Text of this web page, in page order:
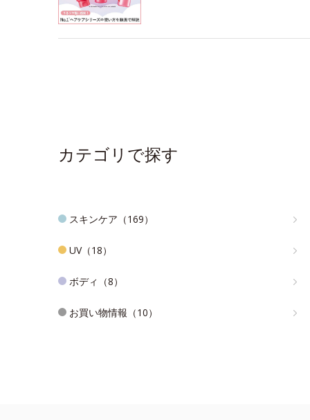
カテゴリで探す
スキンケア（169）
UV（18）
ボディ（8）
お買い物情報（10）